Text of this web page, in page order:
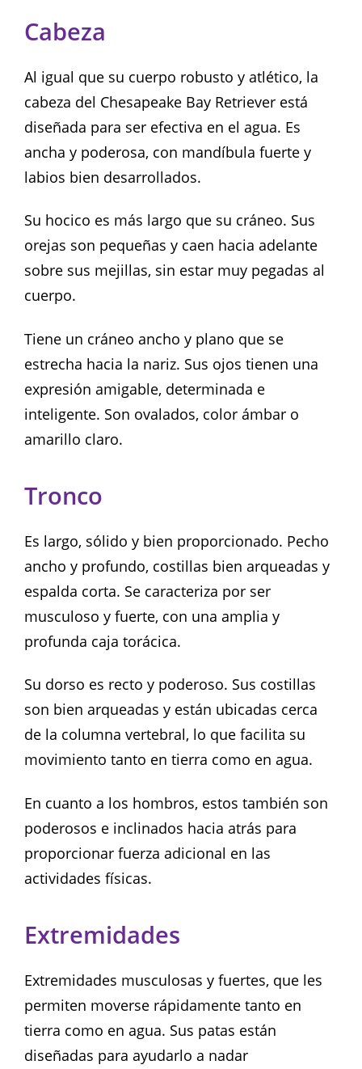
Cabeza
Al igual que su cuerpo robusto y atlético, la
cabeza del Chesapeake Bay Retriever está
diseñada para ser efectiva en el agua. Es
ancha y poderosa, con mandíbula fuerte y
labios bien desarrollados.
Su hocico es más largo que su cráneo. Sus
orejas son pequeñas y caen hacia adelante
sobre sus mejillas, sin estar muy pegadas al
cuerpo.
Tiene un cráneo ancho y plano que se
estrecha hacia la nariz. Sus ojos tienen una
expresión amigable, determinada e
inteligente. Son ovalados, color ámbar o
amarillo claro.
Tronco
Es largo, sólido y bien proporcionado. Pecho
ancho y profundo, costillas bien arqueadas y
espalda corta. Se caracteriza por ser
musculoso y fuerte, con una amplia y
profunda caja torácica.
Su dorso es recto y poderoso. Sus costillas
son bien arqueadas y están ubicadas cerca
de la columna vertebral, lo que facilita su
movimiento tanto en tierra como en agua.
En cuanto a los hombros, estos también son
poderosos e inclinados hacia atrás para
proporcionar fuerza adicional en las
actividades físicas.
Extremidades
Extremidades musculosas y fuertes, que les
permiten moverse rápidamente tanto en
tierra como en agua. Sus patas están
diseñadas para ayudarlo a nadar